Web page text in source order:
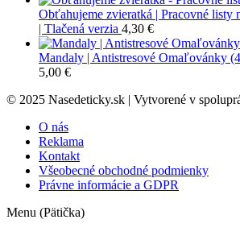
Obťahujeme zvieratká | Pracovné listy
| Tlačená verzia 4,30 €
Mandaly | Antistresové Omaľovánky
5,00 €
© 2025 Nasedeticky.sk | Vytvorené v
O nás
Reklama
Kontakt
Všeobecné obchodné podmienky
Právne informácie a GDPR
Menu (Pätička)